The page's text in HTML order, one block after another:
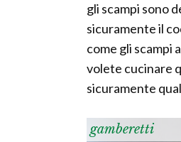
gli scampi sono
sicuramente il
come gli scampi
volete cucinare
sicuramente
gamberetti